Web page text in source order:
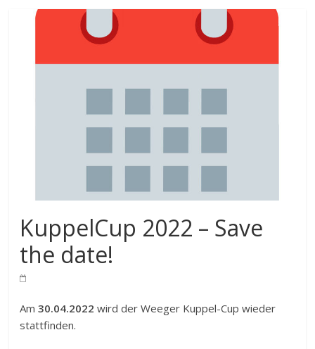
KuppelCup 2022 – Save
the date!
Am30.04.2022wird der Weeger Kuppel-Cup wieder
stattfinden.